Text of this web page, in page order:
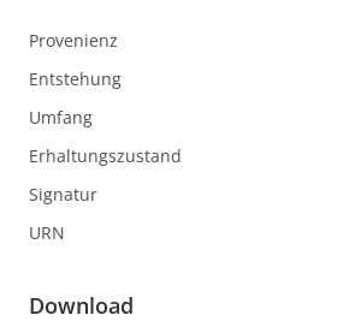
Provenienz
Entstehung
Umfang
Erhaltungszustand
Signatur
URN
Download